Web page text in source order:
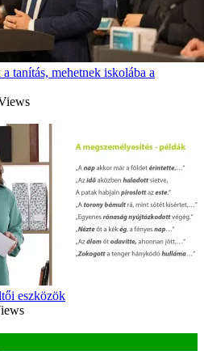
tanítás, mehetnek iskolába a
eszközök